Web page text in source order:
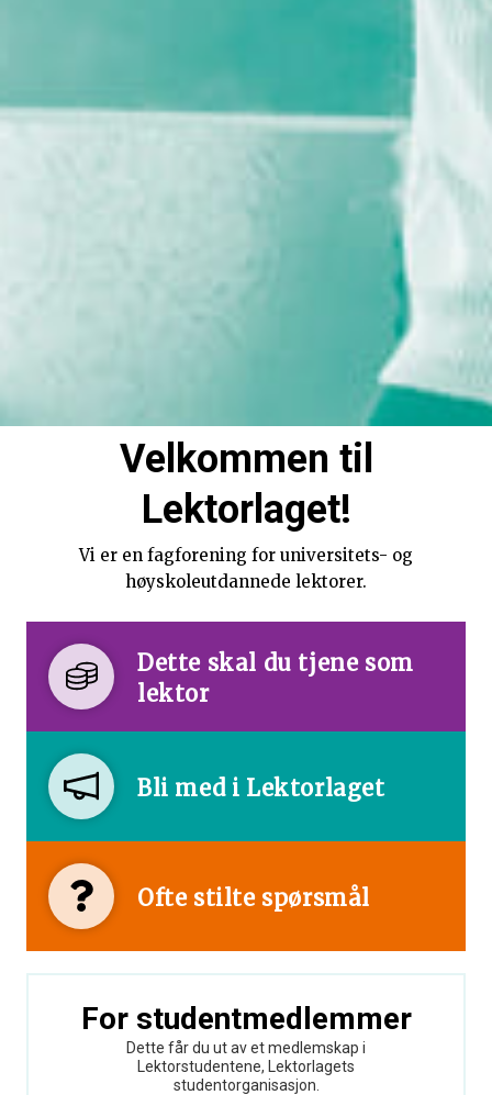
Velkommen til
Lektorlaget!
Vi er en fagforening for universitets- og
høyskoleutdannede lektorer.
Dette skal du tjene som
lektor
Bli med i Lektorlaget
Ofte stilte spørsmål
For studentmedlemmer
Dette får du ut av et medlemskap i
Lektorstudentene, Lektorlagets
studentorganisasjon.